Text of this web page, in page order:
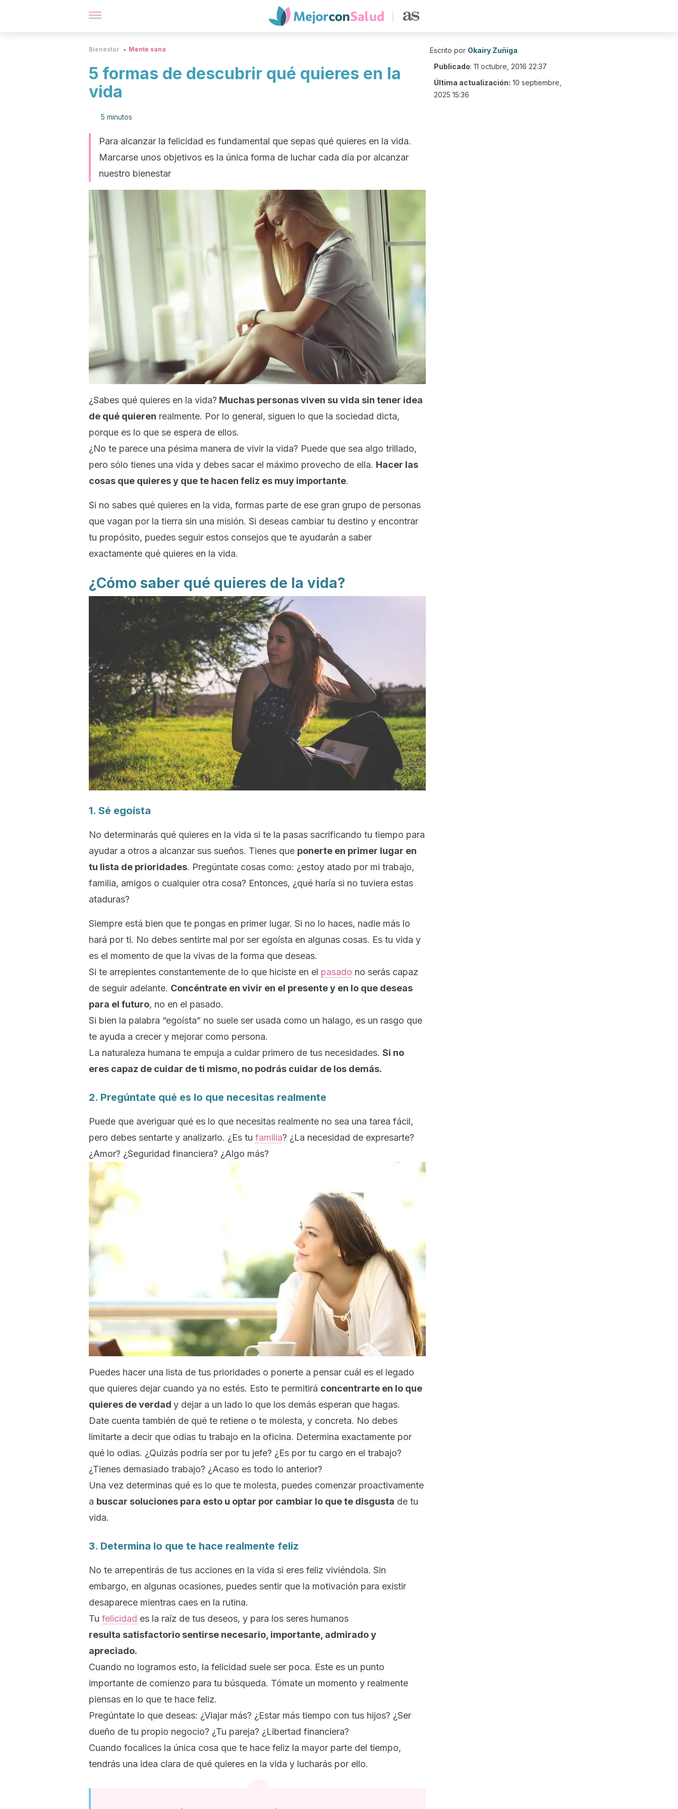
Bienestar Mente sana
5 formas de descubrir qué quieres en la
vida
5 minutos
Para alcanzar la felicidad es fundamental que sepas qué quieres en la vida.
Marcarse unos objetivos es la única forma de luchar cada día por alcanzar
nuestro bienestar
¿Sabes qué quieres en la vida? Muchas personas viven su vida sin tener idea
de qué quieren realmente. Por lo general, siguen lo que la sociedad dicta,
porque es lo que se espera de ellos.
¿No te parece una pésima manera de vivir la vida? Puede que sea algo trillado,
pero sólo tienes una vida y debes sacar el máximo provecho de ella. Hacer las
cosas que quieres y que te hacen feliz es muy importante.
Si no sabes qué quieres en la vida, formas parte de ese gran grupo de personas
que vagan por la tierra sin una misión. Si deseas cambiar tu destino y encontrar
tu propósito, puedes seguir estos consejos que te ayudarán a saber
exactamente qué quieres en la vida.
¿Cómo saber qué quieres de la vida?
1. Sé egoísta
No determinarás qué quieres en la vida si te la pasas sacrificando tu tiempo para
ayudar a otros a alcanzar sus sueños. Tienes que ponerte en primer lugar en
tu lista de prioridades. Pregúntate cosas como: ¿estoy atado por mi trabajo,
familia, amigos o cualquier otra cosa? Entonces, ¿qué haría si no tuviera estas
ataduras?
Siempre está bien que te pongas en primer lugar. Si no lo haces, nadie más lo
hará por ti. No debes sentirte mal por ser egoísta en algunas cosas. Es tu vida y
es el momento de que la vivas de la forma que deseas.
Si te arrepientes constantemente de lo que hiciste en el pasado no serás capaz
de seguir adelante. Concéntrate en vivir en el presente y en lo que deseas
para el futuro, no en el pasado.
Si bien la palabra “egoísta” no suele ser usada como un halago, es un rasgo que
te ayuda a crecer y mejorar como persona.
La naturaleza humana te empuja a cuidar primero de tus necesidades. Si no
eres capaz de cuidar de ti mismo, no podrás cuidar de los demás.
2. Pregúntate qué es lo que necesitas realmente
Puede que averiguar qué es lo que necesitas realmente no sea una tarea fácil,
pero debes sentarte y analizarlo. ¿Es tu familia? ¿La necesidad de expresarte?
¿Amor? ¿Seguridad financiera? ¿Algo más?
Puedes hacer una lista de tus prioridades o ponerte a pensar cuál es el legado
que quieres dejar cuando ya no estés. Esto te permitirá concentrarte en lo que
quieres de verdad y dejar a un lado lo que los demás esperan que hagas.
Date cuenta también de qué te retiene o te molesta, y concreta. No debes
limitarte a decir que odias tu trabajo en la oficina. Determina exactamente por
qué lo odias. ¿Quizás podría ser por tu jefe? ¿Es por tu cargo en el trabajo?
¿Tienes demasiado trabajo? ¿Acaso es todo lo anterior?
Una vez determinas qué es lo que te molesta, puedes comenzar proactivamente
a buscar soluciones para esto u optar por cambiar lo que te disgusta de tu
vida.
3. Determina lo que te hace realmente feliz
No te arrepentirás de tus acciones en la vida si eres feliz viviéndola. Sin
embargo, en algunas ocasiones, puedes sentir que la motivación para existir
desaparece mientras caes en la rutina.
Tu felicidad es la raíz de tus deseos, y para los seres humanos
resulta satisfactorio sentirse necesario, importante, admirado y
apreciado.
Cuando no logramos esto, la felicidad suele ser poca. Este es un punto
importante de comienzo para tu búsqueda. Tómate un momento y realmente
piensas en lo que te hace feliz.
Pregúntate lo que deseas: ¿Viajar más? ¿Estar más tiempo con tus hijos? ¿Ser
dueño de tu propio negocio? ¿Tu pareja? ¿Libertad financiera?
Cuando focalices la única cosa que te hace feliz la mayor parte del tiempo,
tendrás una idea clara de qué quieres en la vida y lucharás por ello.
Escrito por Okairy Zuñiga
Publicado: 11 octubre, 2016 22:37
Última actualización: 10 septiembre,
2025 15:36